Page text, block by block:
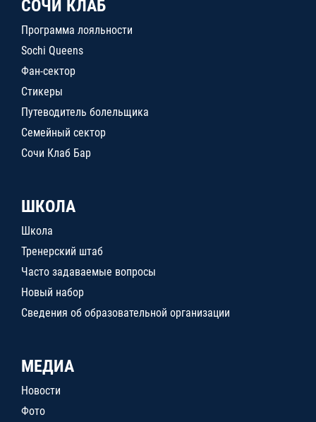
СОЧИ КЛАБ
Программа лояльности
Sochi Queens
Фан-сектор
Стикеры
Путеводитель болельщика
Семейный сектор
Сочи Клаб Бар
ШКОЛА
Школа
Тренерский штаб
Часто задаваемые вопросы
Новый набор
Сведения об образовательной организации
МЕДИА
Новости
Фото